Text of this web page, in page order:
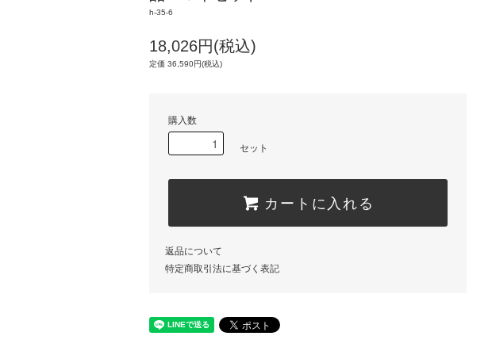
h-35-6
18,026円(税込)
定価 36,590円(税込)
購入数
セット
カートに入れる
返品について
特定商取引法に基づく表記